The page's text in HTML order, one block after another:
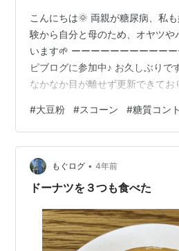
こんにちは🌞 両親が糖尿病、私
験から自分と母のため、オヤツ
います🌱 ーーーーーーーーーー
ピブログに参加中♪ お久しぶりで
なかなか目が離せず更新できてお
ールと全粒粉のスコーン作った
ったんですけど 糖質がちょっと
yamoyatu.com 今回は大豆粉配
ています それからベーキングパウ
今回入れてません むしろない方
#大豆粉 #スコーン #糖質コン
もぐログ • 4年前
ドーナツを３つも食べた